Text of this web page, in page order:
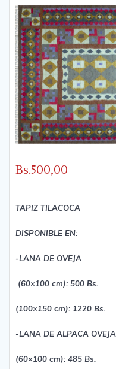
Bs.500,00
TAPIZ TILACOCA
DISPONIBLE EN:
-LANA DE OVEJA
(60×100 cm): 500 Bs.
(100×150 cm): 1220 Bs.
-LANA DE ALPACA OVEJA
(60×100 cm): 485 Bs.